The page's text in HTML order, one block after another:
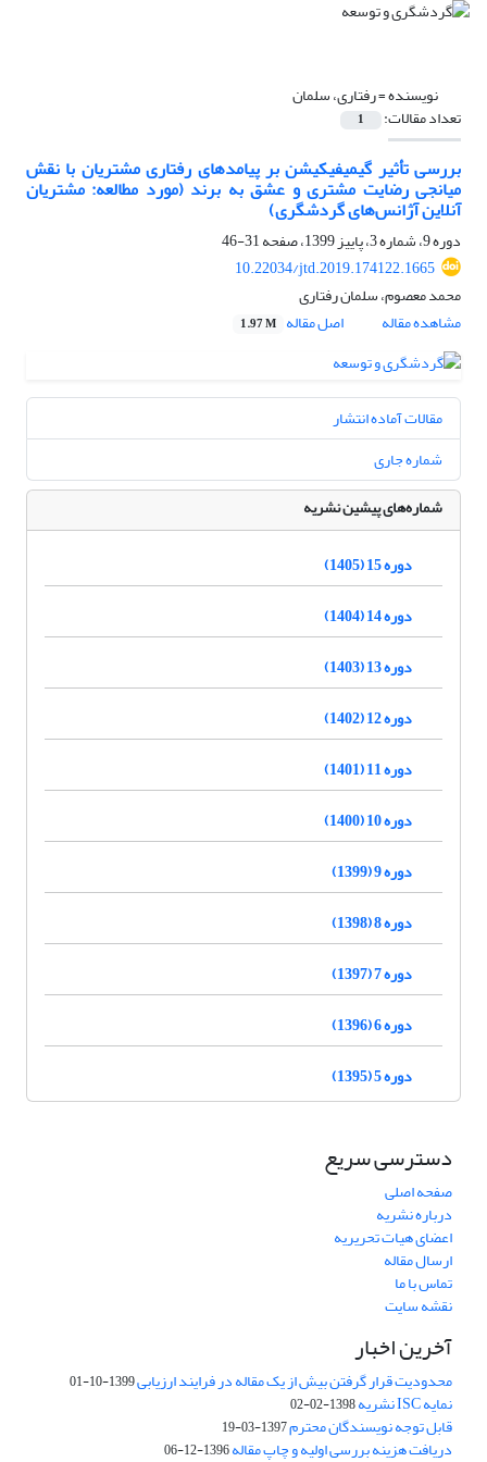
نویسنده =رفتاری، سلمان
تعداد مقالات: 1
بررسی تأثیر گیمیفیکیشن بر پیامدهای رفتاری مشتریان با نقش
میانجی رضایت مشتری و عشق به برند (مورد مطالعه: مشتریان
آنلاین آژانس‌های گردشگری)
دوره 9، شماره 3، پاییز 1399، صفحه
31-46
10.22034/jtd.2019.174122.1665
محمد معصوم، سلمان رفتاری
مشاهده مقاله
اصل مقاله 1.97 M
مقالات آماده انتشار
شماره جاری
شماره‌های پیشین نشریه
دوره 15 (1405)
دوره 14 (1404)
دوره 13 (1403)
دوره 12 (1402)
دوره 11 (1401)
دوره 10 (1400)
دوره 9 (1399)
دوره 8 (1398)
دوره 7 (1397)
دوره 6 (1396)
دوره 5 (1395)
دسترسی سریع
صفحه اصلی
درباره نشریه
اعضای هیات تحریریه
ارسال مقاله
تماس با ما
نقشه سایت
آخرین اخبار
محدودیت قرار گرفتن بیش از یک مقاله در فرایند ارزیابی1399-10-01
نمایه ISC نشریه 1398-02-02
قابل توجه نویسندگان محترم1397-03-19
دریافت هزینه بررسی اولیه و چاپ مقاله1396-12-06